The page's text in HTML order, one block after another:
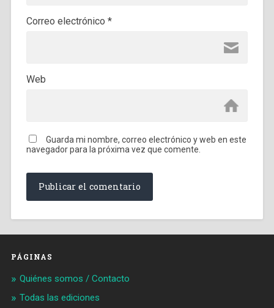
Correo electrónico *
Web
Guarda mi nombre, correo electrónico y web en este
navegador para la próxima vez que comente.
PÁGINAS
Quiénes somos / Contacto
Todas las ediciones